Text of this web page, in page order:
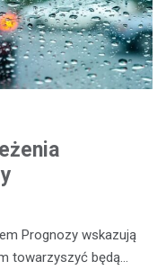
Prognozy wskazują
towarzyszyć będą…